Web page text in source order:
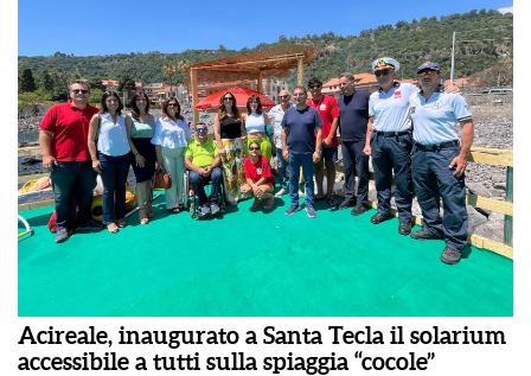
Acireale, inaugurato a Santa Tecla il solarium
accessibile a tutti sulla spiaggia “cocole”